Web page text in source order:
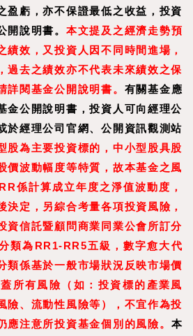
盈虧，亦不保證最低之收益，投資
開說明書。 本文提及之經濟走勢預
績效，又投資人因不同時間進場，
過去之績效亦不代表未來績效之保
詳閱基金公開說明書。 有關基金應
金公開說明書，投資人可向經理公
於經理公司官網、公開資訊觀測站
股為主要投資標的，中小型股具股
價波動幅度等特質，故本基金之風
係計算成立年度之淨值波動度，
決定，另綜合考量各項投資風險，
資信託暨顧問商業同業公會所訂分
類為RR1-RR5五級，數字愈大代
類係基於一般市場狀況反映市場價
所有風險（如：投資標的產業風
險、流動性風險等），不宜作為投
應注意所投資基金個別的風險。 本